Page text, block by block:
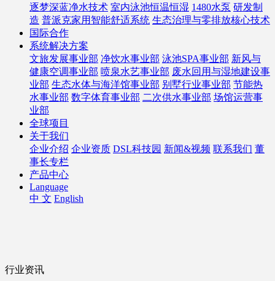
逐梦深蓝净水技术 室内泳池恒温恒湿 1480水泵 研发制
造 普派克家用智能舒适系统 生态治理与零排放核心技术
国际合作
系统解决方案
文旅发展事业部 净饮水事业部 泳池SPA事业部 新风与
健康空调事业部 喷泉水艺事业部 废水回用与湿地建设事
业部 生态水体与海洋馆事业部 别墅行业事业部 节能热
水事业部 数字体育事业部 二次供水事业部 场馆运营事
业部
全球项目
关于我们
企业介绍 企业资质 DSL科技园 新闻&视频 联系我们 董
事长专栏
产品中心
Language
中 文 English
行业资讯